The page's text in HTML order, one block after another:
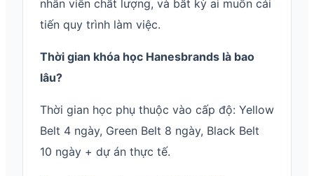
nhân viên chất lượng, và bất kỳ ai muốn cải
tiến quy trình làm việc.
Thời gian khóa học Hanesbrands là bao
lâu?
Thời gian học phụ thuộc vào cấp độ: Yellow
Belt 4 ngày, Green Belt 8 ngày, Black Belt
10 ngày + dự án thực tế.